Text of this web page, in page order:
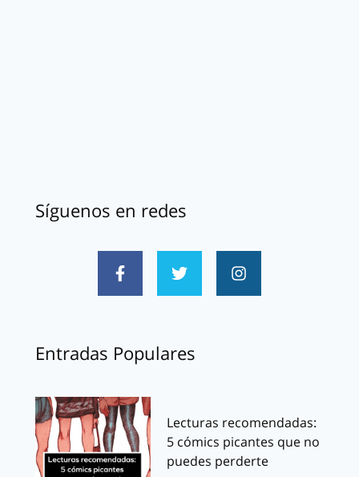
Síguenos en redes
Entradas Populares
Lecturas recomendadas:
5 cómics picantes que no
puedes perderte